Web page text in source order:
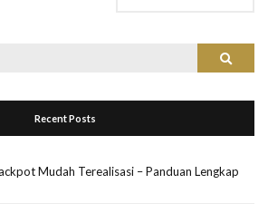
Search
Recent Posts
Mudah Terealisasi – Panduan Lengkap